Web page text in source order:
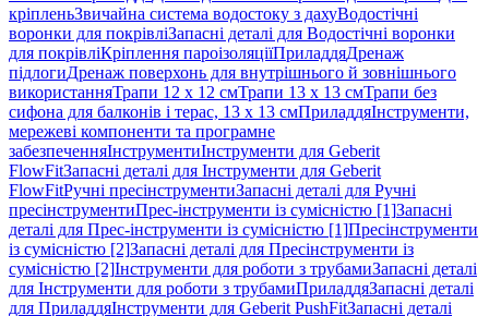
кріпленьЗвичайна система водостоку з дахуВодостічні
воронки для покрівліЗапасні деталі для Водостічні воронки
для покрівліКріплення пароізоляціїПриладдяДренаж
підлогиДренаж поверхонь для внутрішнього й зовнішнього
використанняТрапи 12 x 12 смТрапи 13 x 13 смТрапи без
сифона для балконів і терас, 13 x 13 смПриладдяІнструменти,
мережеві компоненти та програмне
забезпеченняІнструментиІнструменти для Geberit
FlowFitЗапасні деталі для Інструменти для Geberit
FlowFitРучні пресінструментиЗапасні деталі для Ручні
пресінструментиПрес-інструменти із сумісністю [1]Запасні
деталі для Прес-інструменти із сумісністю [1]Пресінструменти
із сумісністю [2]Запасні деталі для Пресінструменти із
сумісністю [2]Інструменти для роботи з трубамиЗапасні деталі
для Інструменти для роботи з трубамиПриладдяЗапасні деталі
для ПриладдяІнструменти для Geberit PushFitЗапасні деталі